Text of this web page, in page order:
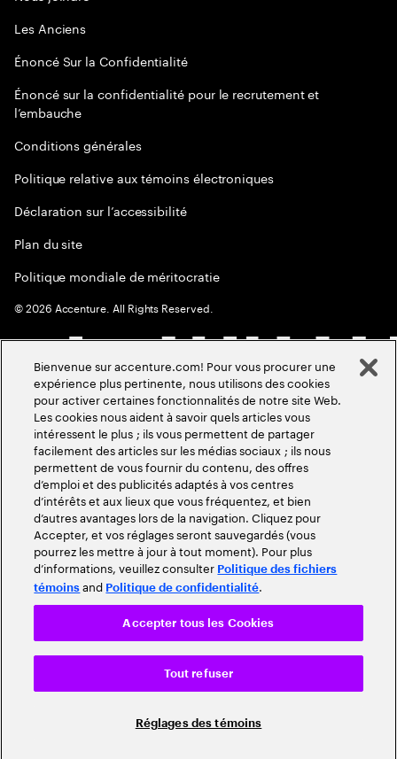
Les Anciens
Énoncé Sur la Confidentialité
Énoncé sur la confidentialité pour le recrutement et
l’embauche
Conditions générales
Politique relative aux témoins électroniques
Déclaration sur l’accessibilité
Plan du site
Politique mondiale de méritocratie
©2026 Accenture. All Rights Reserved.
Bienvenue sur accenture.com! Pour vous procurer une
expérience plus pertinente, nous utilisons des cookies
pour activer certaines fonctionnalités de notre site Web.
Les cookies nous aident à savoir quels articles vous
intéressent le plus ; ils vous permettent de partager
facilement des articles sur les médias sociaux ; ils nous
permettent de vous fournir du contenu, des offres
d’emploi et des publicités adaptés à vos centres
d’intérêts et aux lieux que vous fréquentez, et bien
d’autres avantages lors de la navigation. Cliquez pour
Accepter, et vos réglages seront sauvegardés (vous
pourrez les mettre à jour à tout moment). Pour plus
d’informations, veuillez consulter Politique des fichiers
témoins and Politique de confidentialité.
Réglages des témoins
Tout refuser
Accepter tous les Cookies